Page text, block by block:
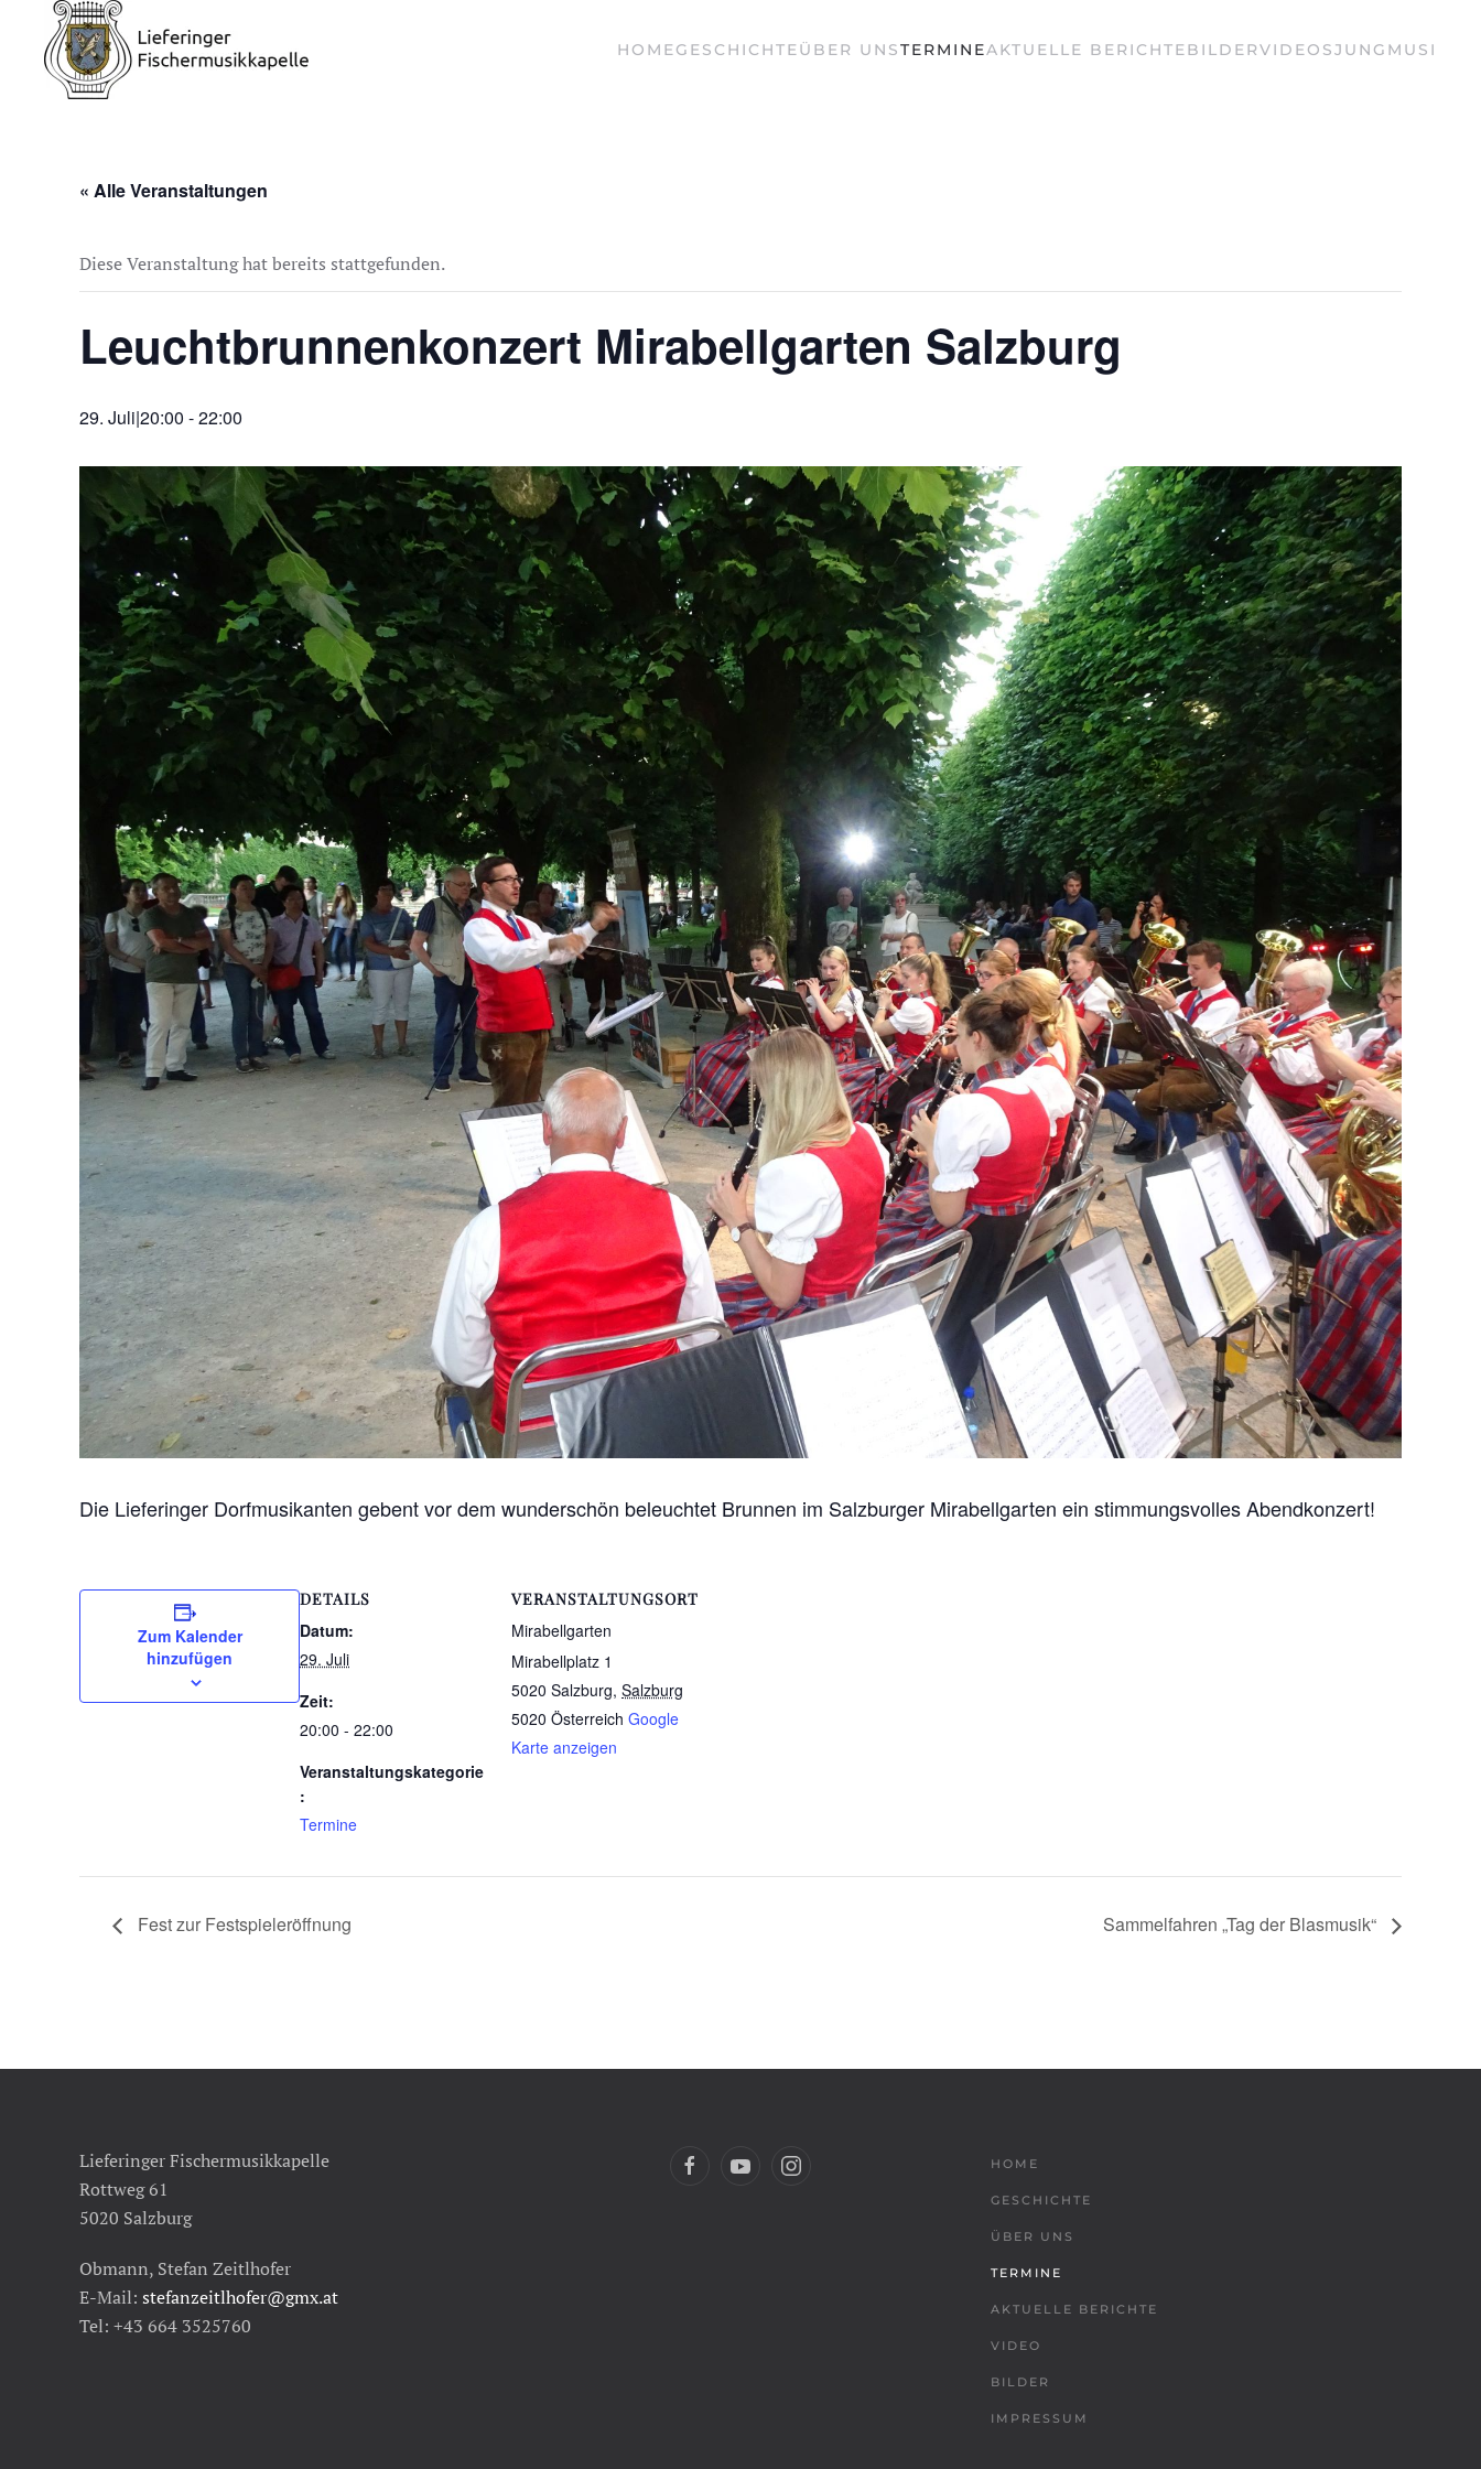
HOMEGESCHICHTEÜBER UNSTERMINEAKTUELLE BERICHTEBILDERVIDEOSJUNGMUSI
« Alle Veranstaltungen
Diese Veranstaltung hat bereits stattgefunden.
Leuchtbrunnenkonzert Mirabellgarten Salzburg
29. Juli|20:00 -22:00
Die Lieferinger Dorfmusikanten gebent vor dem wunderschön beleuchtet Brunnen im Salzburger Mirabellgarten ein stimmungsvolles Abendkonzert!
Zum Kalender
hinzufügen
DETAILS
Datum:
29. Juli
Zeit:
20:00 - 22:00
Veranstaltungskategorie
:
Termine
VERANSTALTUNGSORT
Mirabellgarten
Mirabellplatz 1
5020 Salzburg, Salzburg
5020 Österreich Google
Karte anzeigen
Fest zur Festspieleröffnung Sammelfahren „Tag der Blasmusik“
Lieferinger Fischermusikkapelle
Rottweg 61
5020 Salzburg
Obmann, Stefan Zeitlhofer
E-Mail: stefanzeitlhofer@gmx.at
Tel: +43 664 3525760
HOME
GESCHICHTE
ÜBER UNS
TERMINE
AKTUELLE BERICHTE
VIDEO
BILDER
IMPRESSUM